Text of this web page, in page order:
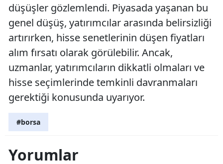
düşüşler gözlemlendi. Piyasada yaşanan bu
genel düşüş, yatırımcılar arasında belirsizliği
artırırken, hisse senetlerinin düşen fiyatları
alım fırsatı olarak görülebilir. Ancak,
uzmanlar, yatırımcıların dikkatli olmaları ve
hisse seçimlerinde temkinli davranmaları
gerektiği konusunda uyarıyor.
#borsa
Yorumlar